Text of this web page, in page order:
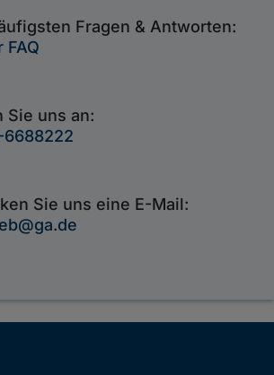
Fragen & Antworten:
FAQ
Sie uns an:
Sie uns eine E-Mail: